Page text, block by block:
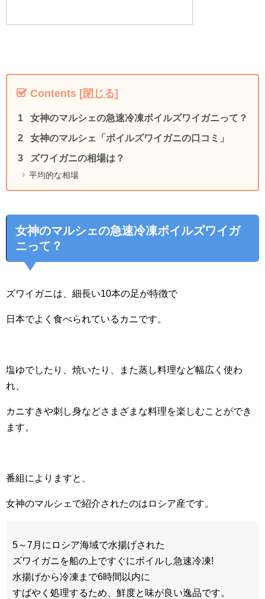
Contents [閉じる]
女神のマルシェの急速冷凍ボイルズワイガニって？
女神のマルシェ「ボイルズワイガニの口コミ」
ズワイガニの相場は？
平均的な相場
女神のマルシェの急速冷凍ボイルズワイガ
ニって？
ズワイガニは、細長い10本の足が特徴で
日本でよく食べられているカニです。
塩ゆでしたり、焼いたり、また蒸し料理など幅広く使わ
れ、
カニすきや刺し身などさまざまな料理を楽しむことができ
ます。
番組によりますと、
女神のマルシェで紹介されたのはロシア産です。
5～7月にロシア海域で水揚げされた
ズワイガニを船の上ですぐにボイルし急速冷凍!
水揚げから冷凍まで6時間以内に
すばやく処理するため、鮮度と味が良い逸品です。